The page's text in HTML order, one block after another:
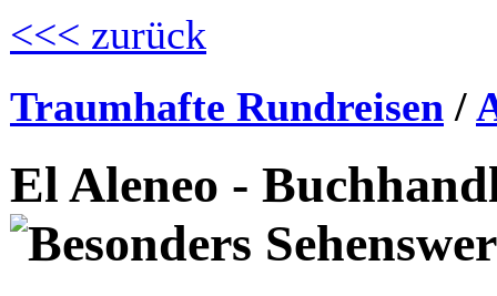
<<< zurück
Traumhafte Rundreisen /
El Aleneo -